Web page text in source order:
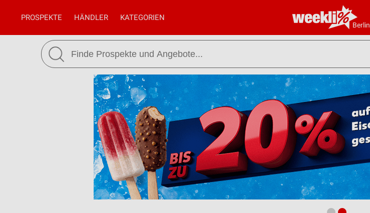
Berlin
PROSPEKTE HÄNDLER KATEGORIEN